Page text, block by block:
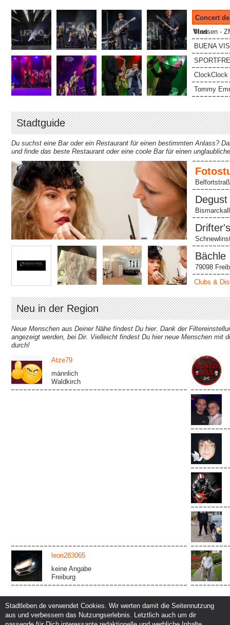
Concert
Vins
Madsen -
BUENA
ClockClock
Tommy
Stadtguide
Du suchst eine Bar oder ein Restaurant für einen bestimmten Anlass?
und finde das beste Restaurant oder eine coole Bar für einen
Breisgau
Bächle
79098
Clubs &
Neu in der Region
Neue Menschen aus Deiner Nähe findest Du hier. Dank der
angezeigt werden, bei Dir. Vielleicht findest Du hier neue Menschen mit
durch!
Atze79
männlich
Waldkirch
leon283065
keine Angabe
Freiburg
Service und Support Kunden und Partner
Stadtleben.de verwendet Cookies. Wir werten damit die Seitennutzung
aus und verbessern das Nutzungserlebnis. Letztlich auch um dir